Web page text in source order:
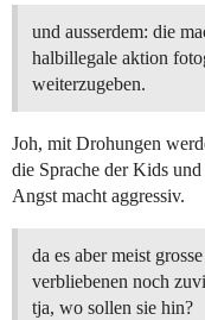
und ausserdem: die
halbillegale aktion
weiterzugeben.
Joh, mit Drohungen
die Sprache der Kids
Angst macht aggressiv.
da es aber meist
verbliebenen noch
tja, wo sollen sie hin?